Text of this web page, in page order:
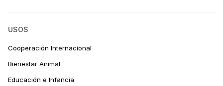
USOS
Cooperación Internacional
Bienestar Animal
Educación e Infancia